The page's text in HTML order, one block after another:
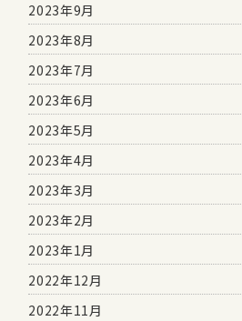
2023年9月
2023年8月
2023年7月
2023年6月
2023年5月
2023年4月
2023年3月
2023年2月
2023年1月
2022年12月
2022年11月